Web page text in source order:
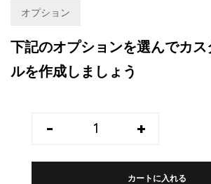
オプション
下記のオプションを選んでカ
ルを作成しましょう
- +
カートに入れる